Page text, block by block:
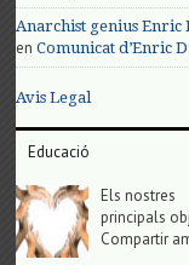
Anarchist genius Enric
enComunicat d’Enric
Avis Legal
Educació
Els nostres
principals
Compartir